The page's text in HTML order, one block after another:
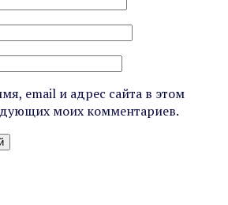
email и адрес сайта в этом
моих комментариев.